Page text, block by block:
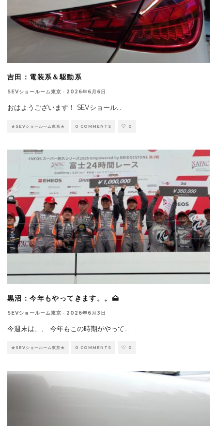
吉田：電装系＆駆動系
SEVショールーム東京 · 2026年6月6日
おはようございます！ SEVショール
★SEVショールーム東京★ 0 COMMENTS 0
黒沼：今年もやってきます。。🗻
SEVショールーム東京 · 2026年6月3日
今週末は、、 今年もこの時期がやって
★SEVショールーム東京★ 0 COMMENTS 0